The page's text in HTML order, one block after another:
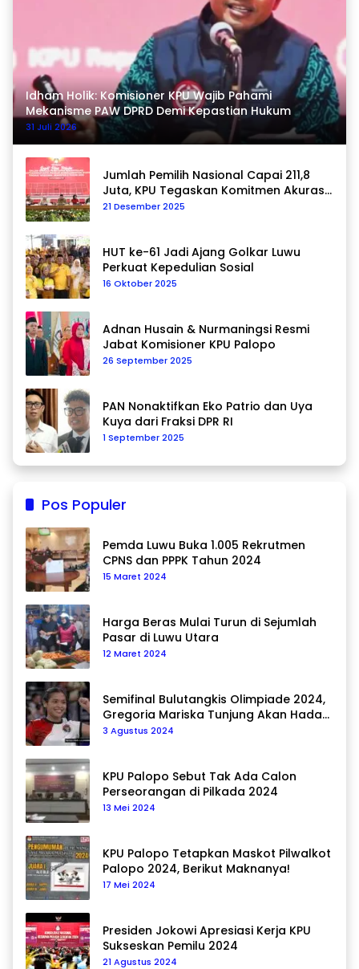
Idham Holik: Komisioner KPU Wajib Pahami
Mekanisme PAW DPRD Demi Kepastian Hukum
31 Juli 2026
Jumlah Pemilih Nasional Capai 211,8
Juta, KPU Tegaskan Komitmen Akurasi
Data Berkelanjutan
21 Desember 2025
HUT ke-61 Jadi Ajang Golkar Luwu
Perkuat Kepedulian Sosial
16 Oktober 2025
Adnan Husain & Nurmaningsi Resmi
Jabat Komisioner KPU Palopo
26 September 2025
PAN Nonaktifkan Eko Patrio dan Uya
Kuya dari Fraksi DPR RI
1 September 2025
Pos Populer
Pemda Luwu Buka 1.005 Rekrutmen
CPNS dan PPPK Tahun 2024
15 Maret 2024
Harga Beras Mulai Turun di Sejumlah
Pasar di Luwu Utara
12 Maret 2024
Semifinal Bulutangkis Olimpiade 2024,
Gregoria Mariska Tunjung Akan Hadapi
Pemain Asal Korea Selatan
3 Agustus 2024
KPU Palopo Sebut Tak Ada Calon
Perseorangan di Pilkada 2024
13 Mei 2024
KPU Palopo Tetapkan Maskot Pilwalkot
Palopo 2024, Berikut Maknanya!
17 Mei 2024
Presiden Jokowi Apresiasi Kerja KPU
Sukseskan Pemilu 2024
21 Agustus 2024